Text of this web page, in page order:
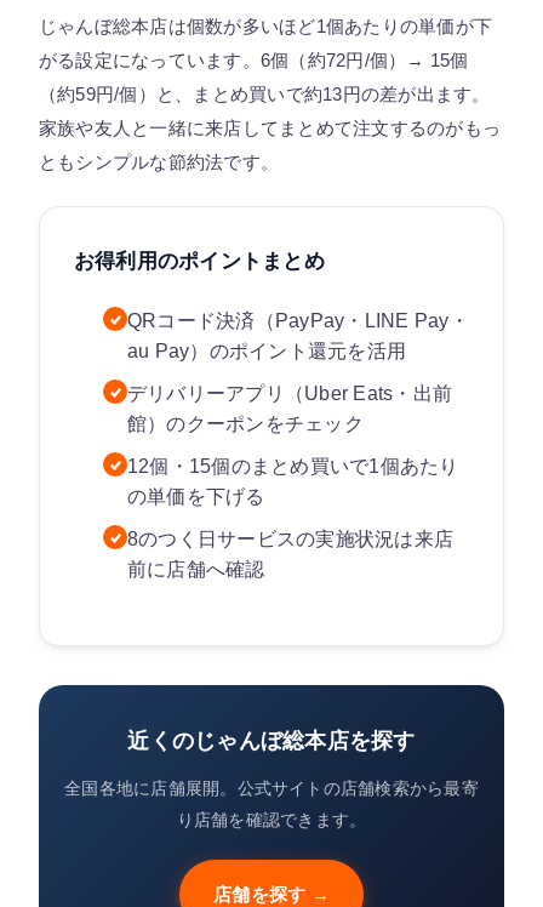
じゃんぼ総本店は個数が多いほど1個あたりの単価が下
がる設定になっています。6個（約72円/個）→ 15個
（約59円/個）と、まとめ買いで約13円の差が出ます。
家族や友人と一緒に来店してまとめて注文するのがもっ
ともシンプルな節約法です。
お得利用のポイントまとめ
QRコード決済（PayPay・LINE Pay・
au Pay）のポイント還元を活用
デリバリーアプリ（Uber Eats・出前
館）のクーポンをチェック
12個・15個のまとめ買いで1個あたり
の単価を下げる
8のつく日サービスの実施状況は来店
前に店舗へ確認
近くのじゃんぼ総本店を探す
全国各地に店舗展開。公式サイトの店舗検索から最寄
り店舗を確認できます。
店舗を探す →